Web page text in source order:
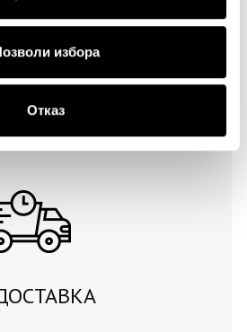
избора
Отказ
Продължи